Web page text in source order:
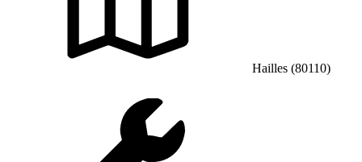
Hailles (80110)